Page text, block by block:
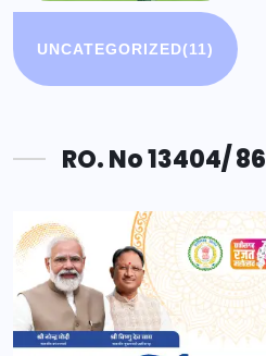
UNCATEGORIZED(11)
RO. No 13404/ 86